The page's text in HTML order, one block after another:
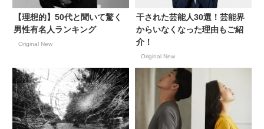
【理想的】50代と聞いて驚く
男性有名人ランキング
Original New
干された芸能人30選！芸能界
からいなくなった理由もご紹
介！
Original New